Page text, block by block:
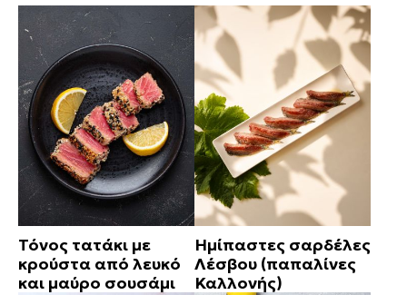
Τόνος τατάκι με
κρούστα από λευκό
και μαύρο σουσάμι
Ημίπαστες σαρδέλες
Λέσβου (παπαλίνες
Καλλονής)